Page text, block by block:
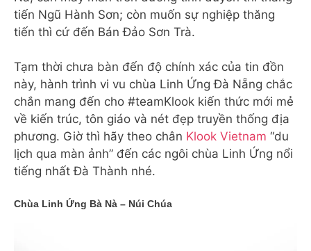
tiến Ngũ Hành Sơn; còn muốn sự nghiệp thăng
tiến thì cứ đến Bán Đảo Sơn Trà.
Tạm thời chưa bàn đến độ chính xác của tin đồn
này, hành trình vi vu chùa Linh Ứng Đà Nẵng chắc
chắn mang đến cho #teamKlook kiến thức mới mẻ
về kiến trúc, tôn giáo và nét đẹp truyền thống địa
phương. Giờ thì hãy theo chân Klook Vietnam “du
lịch qua màn ảnh” đến các ngôi chùa Linh Ứng nổi
tiếng nhất Đà Thành nhé.
Chùa Linh Ứng Bà Nà – Núi Chúa